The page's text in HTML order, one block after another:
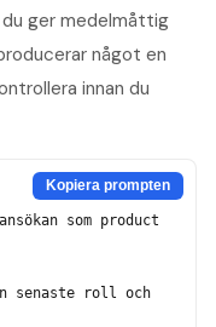
ger medelmåttig
något en
innan du
Kopiera prompten
som product
senaste roll och